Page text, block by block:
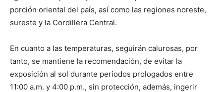
porción oriental del país, así como las regiones noreste,
sureste y la Cordillera Central.
En cuanto a las temperaturas, seguirán calurosas, por
tanto, se mantiene la recomendación, de evitar la
exposición al sol durante periodos prologados entre
11:00 a.m. y 4:00 p.m., sin protección, además, ingerir